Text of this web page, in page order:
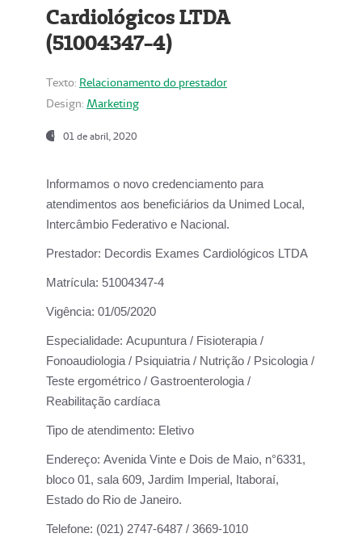
Cardiológicos LTDA
(51004347-4)
Texto: Relacionamento do prestador
Design: Marketing
01 de abril, 2020
Informamos o novo credenciamento para
atendimentos aos beneficiários da Unimed Local,
Intercâmbio Federativo e Nacional.
Prestador: Decordis Exames Cardiológicos LTDA
Matrícula: 51004347-4
Vigência: 01/05/2020
Especialidade: Acupuntura / Fisioterapia /
Fonoaudiologia / Psiquiatria / Nutrição / Psicologia /
Teste ergométrico / Gastroenterologia /
Reabilitação cardíaca
Tipo de atendimento: Eletivo
Endereço: Avenida Vinte e Dois de Maio, n°6331,
bloco 01, sala 609, Jardim Imperial, Itaboraí,
Estado do Rio de Janeiro.
Telefone: (021) 2747-6487 / 3669-1010